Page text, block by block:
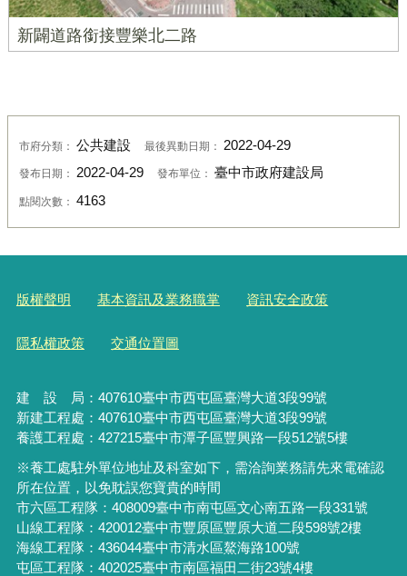
新闢道路銜接豐樂北二路
市府分類： 公共建設 最後異動日期： 2022-04-29
發布日期： 2022-04-29 發布單位： 臺中市政府建設局
點閱次數： 4163
版權聲明 基本資訊及業務職掌 資訊安全政策
隱私權政策 交通位置圖
建 設 局： 407610臺中市西屯區臺灣大道3段99號
新建工程處：407610臺中市西屯區臺灣大道3段99號
養護工程處：427215臺中市潭子區豐興路一段512號5樓
※養工處駐外單位地址及科室如下，需洽詢業務請先來電確認
所在位置，以免耽誤您寶貴的時間
市六區工程隊：408009臺中市南屯區文心南五路一段331號
山線工程隊：420012臺中市豐原區豐原大道二段598號2樓
海線工程隊：436044臺中市清水區鰲海路100號
屯區工程隊：402025臺中市南區福田二街23號4樓